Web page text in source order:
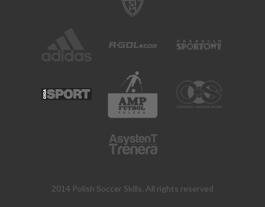
2014 Polish Soccer Skills. All rights reserved